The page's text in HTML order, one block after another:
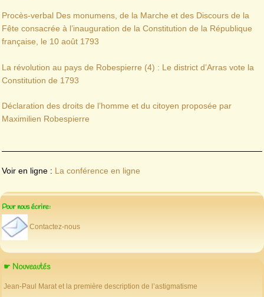
Procès-verbal Des monumens, de la Marche et des Discours de la
Fête consacrée à l’inauguration de la Constitution de la République
française, le 10 août 1793
La révolution au pays de Robespierre (4) : Le district d’Arras vote la
Constitution de 1793
Déclaration des droits de l’homme et du citoyen proposée par
Maximilien Robespierre
Voir en ligne : La conférence en ligne
Pour nous écrire:
Contactez-nous
☛ Nouveautés
Jean-Paul Marat et la première description de l’astigmatisme